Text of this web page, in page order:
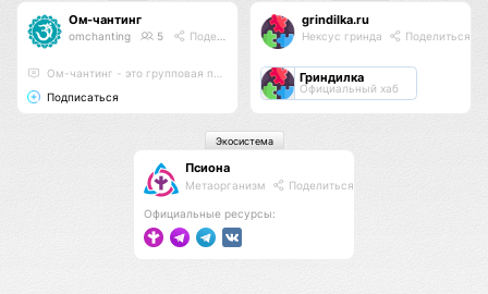
Ом-чантинг
omchanting 5 Поделиться
Ом-чантинг - это групповая практика пропевания звука Ом
Подписаться
grindilka.ru
Нексус гринда Поделиться
Гриндилка
Официальный хаб
Псиона
Метаорганизм Поделиться
Официальные ресурсы:
Экосистема